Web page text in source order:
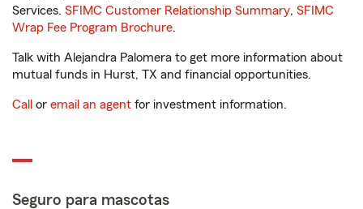
Services. SFIMC Customer Relationship Summary, SFIMC
Wrap Fee Program Brochure.
Talk with Alejandra Palomera to get more information about
mutual funds in Hurst, TX and financial opportunities.
Call or email an agent for investment information.
Seguro para mascotas